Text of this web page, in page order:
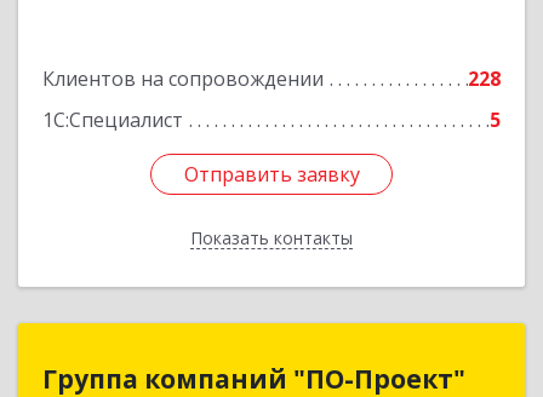
Клиентов на сопровождении
228
1С:Специалист
5
Отправить заявку
Показать контакты
Подробнее
Отправить заявку
Назад
Группа компаний "ПО-Проект"
Группа компаний "ПО-Проект"